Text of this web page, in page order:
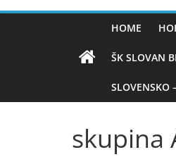
HOME
ŠK SLOVAN
SLOVENSKO
skupina